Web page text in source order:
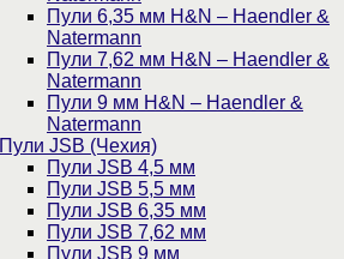
Пули 6,35 мм H&N – Haendler &
Natermann
Пули 7,62 мм H&N – Haendler &
Natermann
Пули 9 мм H&N – Haendler &
Natermann
Пули JSB (Чехия)
Пули JSB 4,5 мм
Пули JSB 5,5 мм
Пули JSB 6,35 мм
Пули JSB 7,62 мм
Пули JSB 9 мм